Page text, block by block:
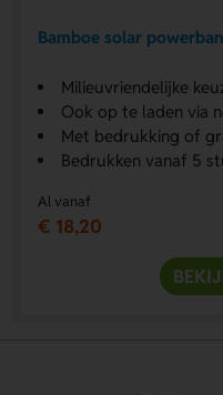
Bamboe solar
Milieuvriendelijke
Ook op te laden via
Met bedrukking of
Bedrukken vanaf 5
Al vanaf
€ 18,20